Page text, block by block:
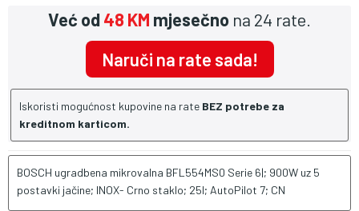
Već od48 KM mjesečno na 24 rate.
Naruči na rate sada!
Iskoristi mogućnost kupovine na rate BEZ potrebe za
kreditnom karticom.
BOSCH ugradbena mikrovalna BFL554MS0 Serie 6|; 900W uz 5
postavki jačine; INOX- Crno staklo; 25l; AutoPilot 7; CN